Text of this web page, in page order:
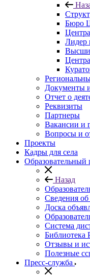
Бюро
Лидер
Документы
Отчет о
Реквизиты
Партнеры
Вакансии и
Вопросы и
Проекты
Кадры для села
Образовательный
Назад
Сведения об
Доска
Система
Отзывы и
Полезные
Пресс-служба